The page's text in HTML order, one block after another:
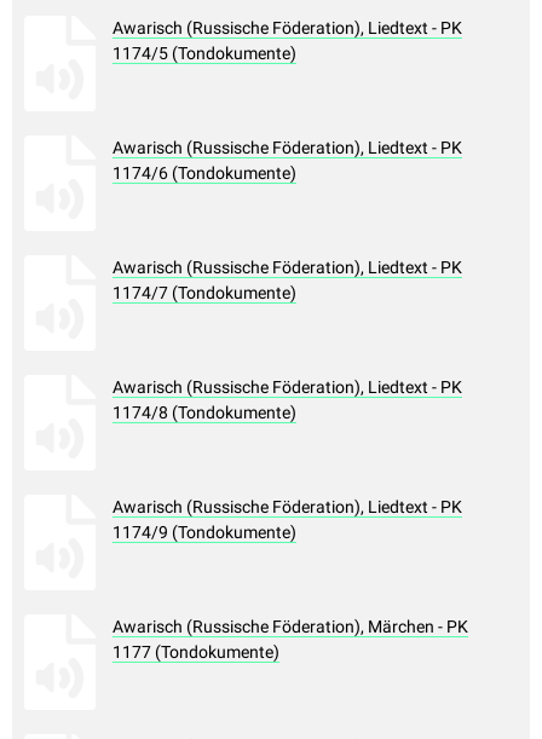
Awarisch (Russische Föderation), Liedtext - PK
1174/5 (Tondokumente)
Awarisch (Russische Föderation), Liedtext - PK
1174/6 (Tondokumente)
Awarisch (Russische Föderation), Liedtext - PK
1174/7 (Tondokumente)
Awarisch (Russische Föderation), Liedtext - PK
1174/8 (Tondokumente)
Awarisch (Russische Föderation), Liedtext - PK
1174/9 (Tondokumente)
Awarisch (Russische Föderation), Märchen - PK
1177 (Tondokumente)